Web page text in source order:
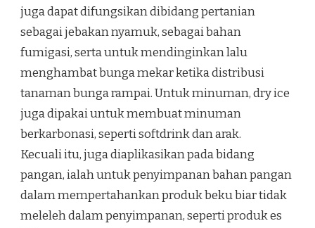
juga dapat difungsikan dibidang pertanian
sebagai jebakan nyamuk, sebagai bahan
fumigasi, serta untuk mendinginkan lalu
menghambat bunga mekar ketika distribusi
tanaman bunga rampai. Untuk minuman, dry ice
juga dipakai untuk membuat minuman
berkarbonasi, seperti softdrink dan arak.
Kecuali itu, juga diaplikasikan pada bidang
pangan, ialah untuk penyimpanan bahan pangan
dalam mempertahankan produk beku biar tidak
meleleh dalam penyimpanan, seperti produk es